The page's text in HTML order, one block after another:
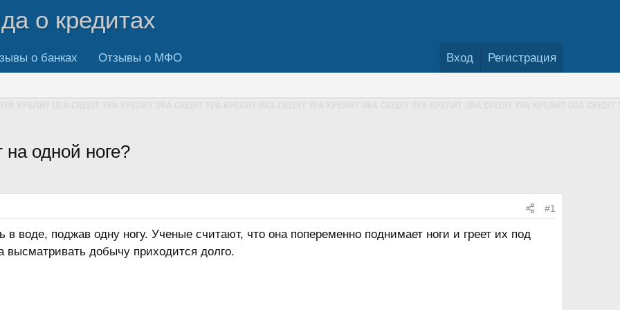
о кредитах
о банках Отзывы о МФО Вход Регистрация
одной ноге?
#1
воде, поджав одну ногу. Ученые считают, что она попеременно поднимает ноги и греет их под
добычу приходится долго.